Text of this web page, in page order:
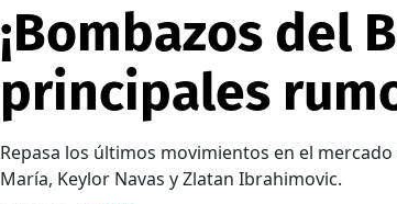
¡Bombazos del
principales
Repasa los últimos movimientos en el
María, Keylor Navas y Zlatan Ibrahimovic.